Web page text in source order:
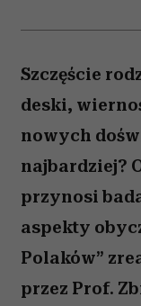
Szczęście
deski,
nowych
najbardziej?
przynosi
aspekty
Polaków”
przez Prof.